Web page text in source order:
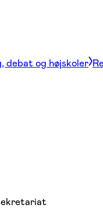
debat og højskoler